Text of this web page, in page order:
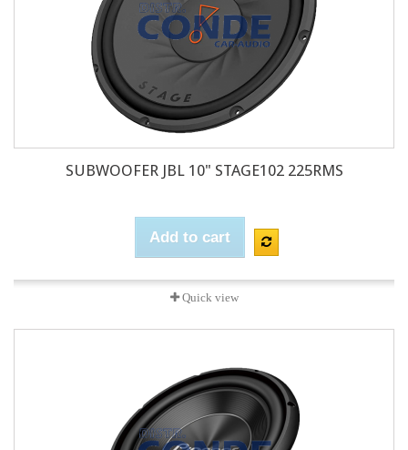
SUBWOOFER JBL 10" STAGE102 225RMS
Add to cart
Quick view